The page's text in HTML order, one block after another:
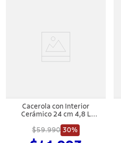
Cacerola con Interior
Cerámico 24 cm 4,8 L
$59.990 30%